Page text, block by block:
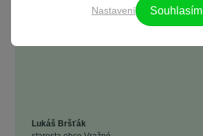
něco udělat pro budoucí generaci.“
Lukáš Bršťák
Nastavení Souhlasím